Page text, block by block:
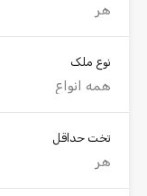
هر
نوع ملک
همه انواع
تخت حداقل
هر